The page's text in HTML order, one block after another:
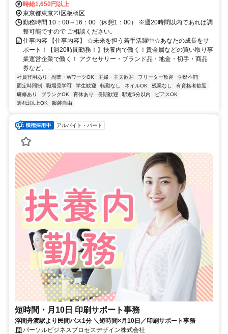
時給1,650円以上
東京都東京23区板橋区
勤務時間 10：00～16：00（休憩1：00） ※週20時間以内であれば調
整可能ですので ご相談ください。
仕事内容 【仕事内容】 ☆未来を担う若手活躍中☆あなたの成長をサ
ポート！【週20時間勤務！】扶養内で働く！貴金属などの買い取り事
業運営企業で働く！ アクセサリー・ブランド品・地金・切手・商品
券など、...
社員登用あり 副業・WワークOK 主婦・主夫歓迎 フリーター歓迎
学歴不問
固定時間制
職場見学可 学生歓迎 転勤なし ネイルOK 残業なし
有資格者歓迎
研修あり
ブランクOK 育休あり 長期歓迎 駅近5分以内
ピアスOK
週4日以上OK
服装自由
アルバイト・パート
短時間・月10日 印刷サポート事務
浮間舟渡駅より民間バス1分 ＼短時間×月10日／印刷サポート事務
パーソルビジネスプロセスデザイン株式会社